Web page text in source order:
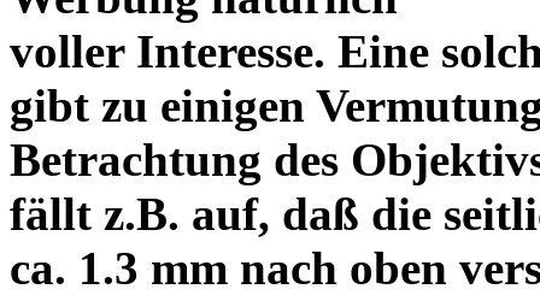
voller Interesse. Eine
gibt zu einigen
Betrachtung des
fällt z.B. auf, daß die
ca. 1.3 mm nach oben